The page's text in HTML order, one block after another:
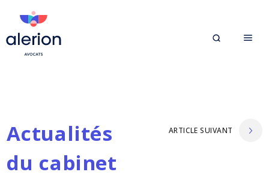
Actualités
du cabinet
ARTICLE SUIVANT